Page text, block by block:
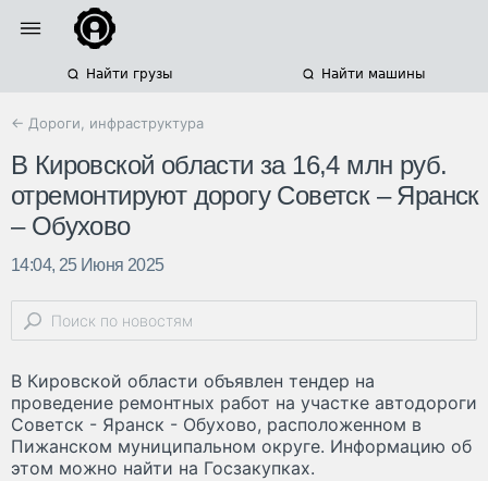
Найти грузы Найти машины
← Дороги, инфраструктура
В Кировской области за 16,4 млн руб.
отремонтируют дорогу Советск – Яранск
– Обухово
14:04, 25 Июня 2025
В Кировской области объявлен тендер на
проведение ремонтных работ на участке автодороги
Советск - Яранск - Обухово, расположенном в
Пижанском муниципальном округе. Информацию об
этом можно найти на Госзакупках.